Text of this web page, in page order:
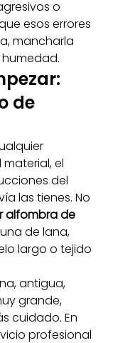
o
esos errores
mancharla
de
el
del
las tienes. No
alfombra de
de lana,
largo o tejido
antigua,
grande,
cuidado. En
profesional